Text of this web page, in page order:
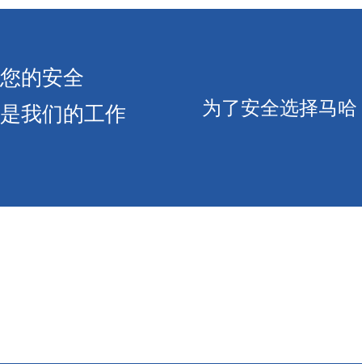
您的安全
是我们的工作
为了安全选择马哈